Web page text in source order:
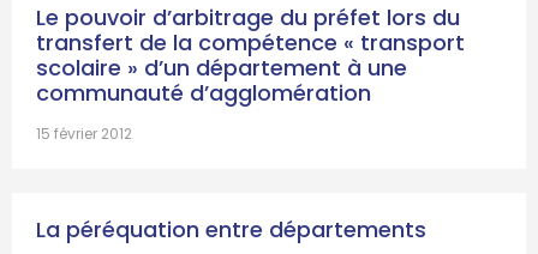
Le pouvoir d’arbitrage du préfet lors du
transfert de la compétence « transport
scolaire » d’un département à une
communauté d’agglomération
15 février 2012
La péréquation entre départements